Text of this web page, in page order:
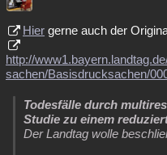
Hier gerne auch der
http://
sachen/Basisdrucksachen/
Todesfälle durch
Studie zu einem
Der Landtag wolle